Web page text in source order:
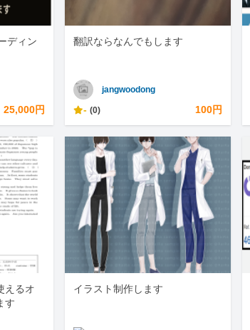
ディン
25,000円
翻訳ならなんでもします
jangwoodong
- (0) 100円
えるオ
す
イラスト制作します